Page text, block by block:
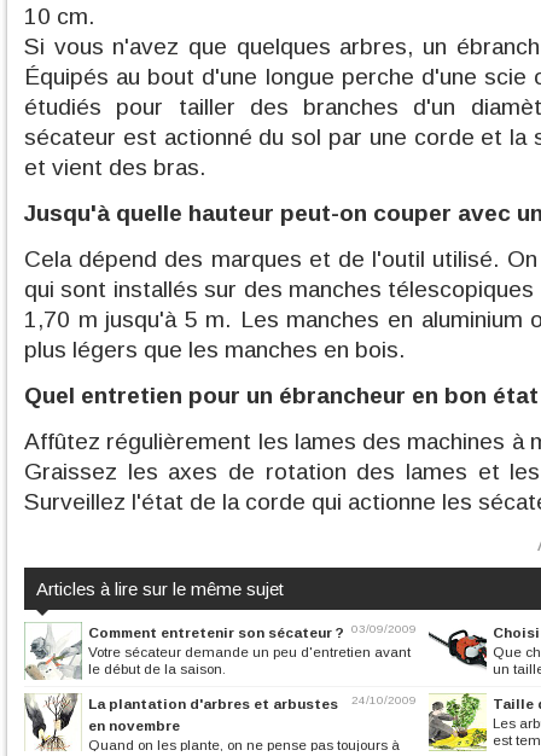
10 cm.
Si vous n'avez que quelques arbres, un
Équipés au bout d'une longue perche d'une scie
étudiés pour tailler des branches d'un
sécateur est actionné du sol par une corde et la
et vient des bras.
Jusqu'à quelle hauteur peut-on couper avec
Cela dépend des marques et de l'outil utilisé.
qui sont installés sur des manches
1,70 m jusqu'à 5 m. Les manches en aluminium
plus légers que les manches en bois.
Quel entretien pour un ébrancheur en bon état
Affûtez régulièrement les lames des machines à
Graissez les axes de rotation des lames et
Surveillez l'état de la corde qui actionne les
Articles à lire sur le même sujet
03/09/2009
Comment entretenir son sécateur ?
Votre sécateur demande un peu d'entretien avant
le début de la saison.
Que
un
24/10/2009
La plantation d'arbres et arbustes
en novembre
Quand on les plante, on ne pense pas toujours à
Taille
Les
est